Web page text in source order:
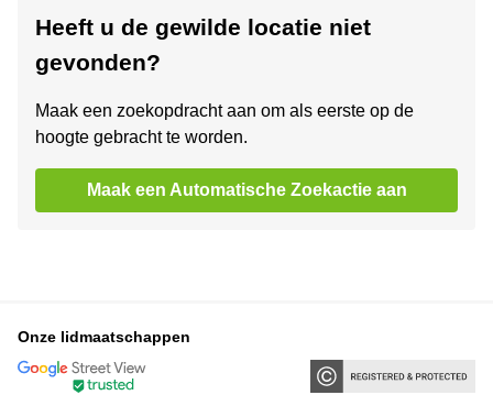
Heeft u de gewilde locatie niet
gevonden?
Maak een zoekopdracht aan om als eerste op de
hoogte gebracht te worden.
Maak een Automatische Zoekactie aan
Onze lidmaatschappen